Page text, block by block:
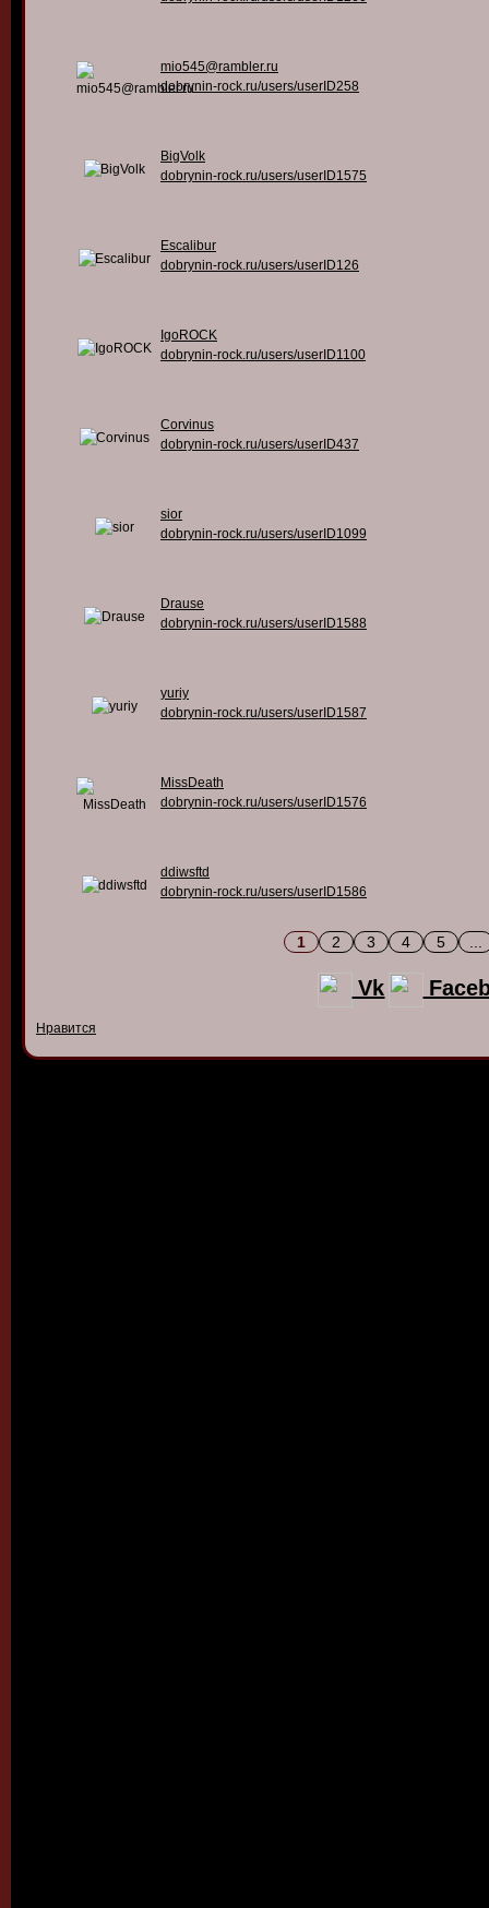
mio545@rambler.ru
dobrynin-rock.ru/users/userID258
BigVolk
dobrynin-rock.ru/users/userID1575
Escalibur
dobrynin-rock.ru/users/userID126
IgoROCK
dobrynin-rock.ru/users/userID1100
Corvinus
dobrynin-rock.ru/users/userID437
sior
dobrynin-rock.ru/users/userID1099
Drause
dobrynin-rock.ru/users/userID1588
yuriy
dobrynin-rock.ru/users/userID1587
MissDeath
dobrynin-rock.ru/users/userID1576
ddiwsftd
dobrynin-rock.ru/users/userID1586
1 2 3 4 5
Vk
Нравится